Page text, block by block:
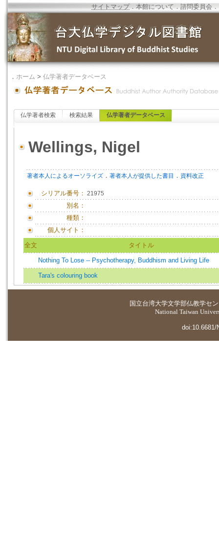
サイトマップ．本館について ．諮問委員会 ．
． ホーム > 仏学著者データベース
仏学著者検索 検索結果 仏学著者データベース
Wellings, Nigel
著者本人によるオーソライズ ． 著者本人が提供した書目 ． 資料改正
シリアル番号： 21975
別名：
種類：
個人サイト：
全文 タイトル
Nothing To Lose -- Psychotherapy, Buddhism and Living Life
Tara's colouring book
国立台湾大学文学部仏教学セ
National Taiwan
doi:10.6681/